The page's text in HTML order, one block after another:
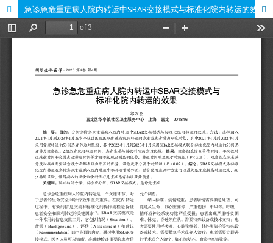
急诊急危重症病人院内转运中SBAR交接模式与标准化院内转运的效果